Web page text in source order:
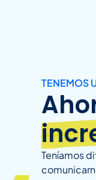
TENEMOS
Teníamos